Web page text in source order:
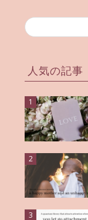
人気の記事
1
2
3